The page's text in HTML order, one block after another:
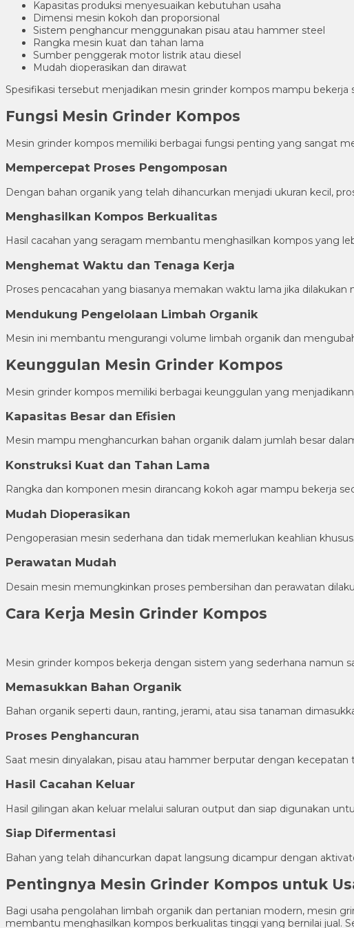
Kapasitas produksi menyesuaikan kebutuhan usaha
Dimensi mesin kokoh dan proporsional
Sistem penghancur menggunakan pisau atau hammer steel
Rangka mesin kuat dan tahan lama
Sumber penggerak motor listrik atau diesel
Mudah dioperasikan dan dirawat
Spesifikasi tersebut menjadikan mesin grinder kompos mampu bekerja
Fungsi Mesin Grinder Kompos
Mesin grinder kompos memiliki berbagai fungsi penting yang sangat
Mempercepat Proses Pengomposan
Dengan bahan organik yang telah dihancurkan menjadi ukuran kecil,
Menghasilkan Kompos Berkualitas
Hasil cacahan yang seragam membantu menghasilkan kompos yang
Menghemat Waktu dan Tenaga Kerja
Proses pencacahan yang biasanya memakan waktu lama jika
Mendukung Pengelolaan Limbah Organik
Mesin ini membantu mengurangi volume limbah organik dan
Keunggulan Mesin Grinder Kompos
Mesin grinder kompos memiliki berbagai keunggulan yang
Kapasitas Besar dan Efisien
Mesin mampu menghancurkan bahan organik dalam jumlah besar
Konstruksi Kuat dan Tahan Lama
Rangka dan komponen mesin dirancang kokoh agar mampu bekerja
Mudah Dioperasikan
Pengoperasian mesin sederhana dan tidak memerlukan keahlian
Perawatan Mudah
Desain mesin memungkinkan proses pembersihan dan perawatan
Cara Kerja Mesin Grinder Kompos
Mesin grinder kompos bekerja dengan sistem yang sederhana namun
Memasukkan Bahan Organik
Bahan organik seperti daun, ranting, jerami, atau sisa tanaman
Proses Penghancuran
Saat mesin dinyalakan, pisau atau hammer berputar dengan
Hasil Cacahan Keluar
Hasil gilingan akan keluar melalui saluran output dan siap digunakan
Siap Difermentasi
Bahan yang telah dihancurkan dapat langsung dicampur dengan
Pentingnya Mesin Grinder Kompos untuk
Bagi usaha pengolahan limbah organik dan pertanian modern, mesin
membantu menghasilkan kompos berkualitas tinggi yang bernilai jual.